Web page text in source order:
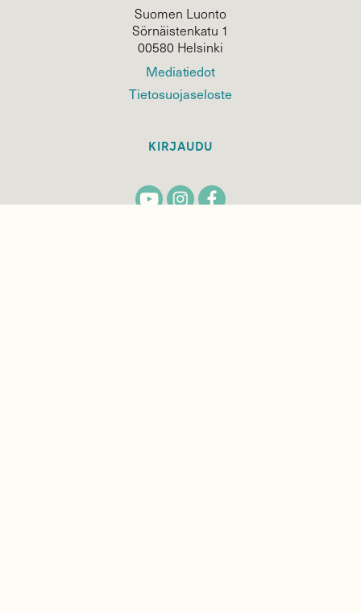
Suomen Luonto
Sörnäistenkatu 1
00580 Helsinki
Mediatiedot
Tietosuojaseloste
KIRJAUDU